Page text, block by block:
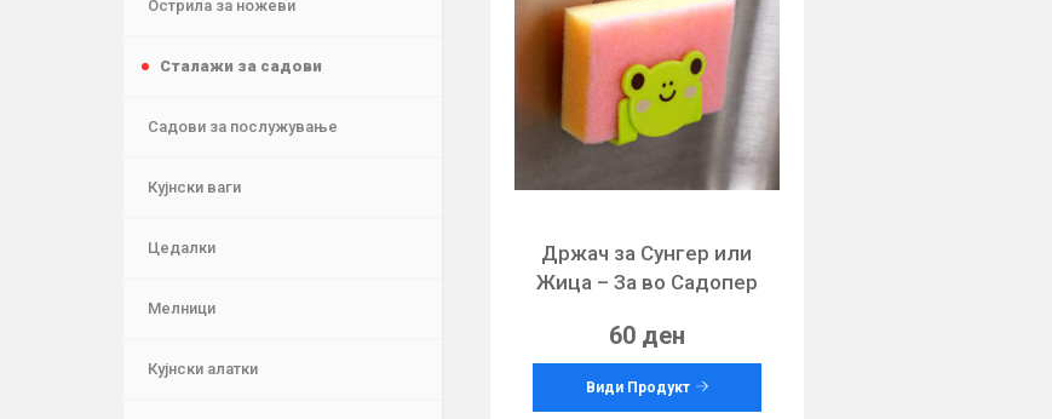
Острила за ножеви
Сталажи за садови
Садови за послужување
Кујнски ваги
Цедалки
Мелници
Кујнски алатки
Држач за Сунгер или
Жица – За во Садопер
60 ден
Види Продукт